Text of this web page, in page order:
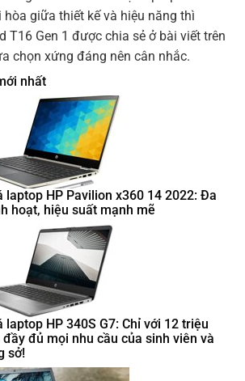
hòa giữa thiết kế và hiệu năng thì
T16 Gen 1 được chia sẻ ở bài viết trên
chọn xứng đáng nên cân nhắc.
nhất
laptop HP Pavilion x360 14 2022: Đa
hoạt, hiệu suất mạnh mẽ
laptop HP 340S G7: Chỉ với 12 triệu
đủ mọi nhu cầu của sinh viên và
sở!